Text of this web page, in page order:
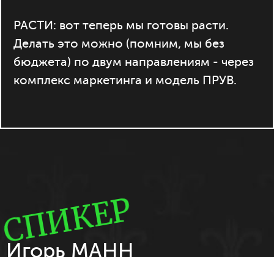
РАСТИ: вот теперь мы готовы расти.
Делать это можно (помним, мы без
бюджета) по двум направлениям - через
комплекс маркетинга и модель ПРУВ.
СПИКЕР
Игорь МАНН